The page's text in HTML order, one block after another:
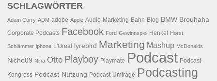
SCHLAGWÖRTER
Adam Curry ADM adobe Apple Audio-Marketing Bahn Blog BMW Brouhaha
Corporate Podcasts Facebook Ford Gewinnspiel Henkel Horst
Schlämmer iphone L'Oreal lyrebird Marketing Mashup McDonalds
Niche09 Nina Otto Playboy Playmate Podcast Podcast-
Kongress Podcast-Nutzung Podcast-Umfrage Podcasting